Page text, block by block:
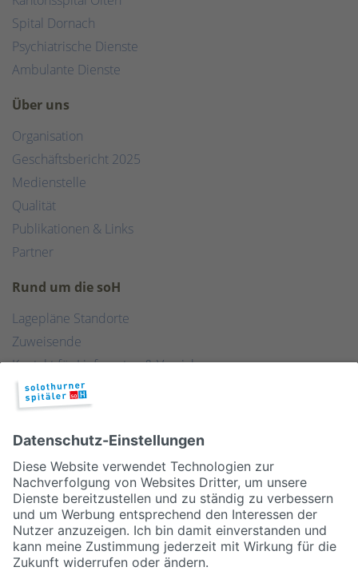
Spital Dornach
Psychiatrische Dienste
Ambulante Dienste
Über uns
Organisation
Geschäftsbericht 2025
Medienstelle
Qualität
Publikationen & Links
Partner
Rund um die soH
Lagepläne Standorte
Zuweisende
Kontakt für Lieferanten & Versicherungen
Zentralwäscherei
HEBSORG
Spital Club